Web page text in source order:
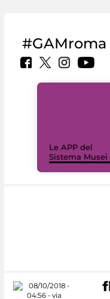
#GAMroma
Le APP del
Sistema Musei